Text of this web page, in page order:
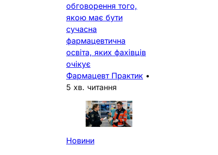
обговорення того,
якою має бути
сучасна
фармацевтична
освіта, яких фахівців
очікує
Фармацевт Практик •
5 хв. читання
Новини